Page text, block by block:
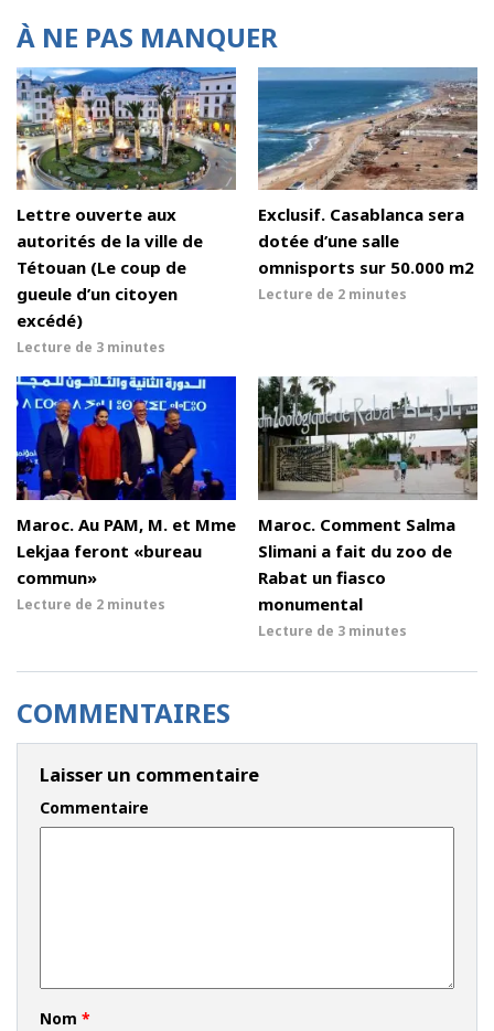
À NE PAS MANQUER
Lettre ouverte aux
autorités de la ville de
Tétouan (Le coup de
gueule d’un citoyen
excédé)
Lecture de 3 minutes
Exclusif. Casablanca sera
dotée d’une salle
omnisports sur 50.000 m2
Lecture de 2 minutes
Maroc. Au PAM, M. et Mme
Lekjaa feront «bureau
commun»
Lecture de 2 minutes
Maroc. Comment Salma
Slimani a fait du zoo de
Rabat un fiasco
monumental
Lecture de 3 minutes
COMMENTAIRES
Laisser un commentaire
Commentaire
Nom *